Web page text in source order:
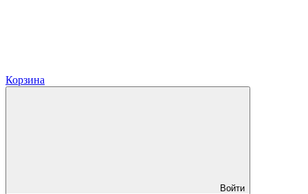
Корзина
Войти